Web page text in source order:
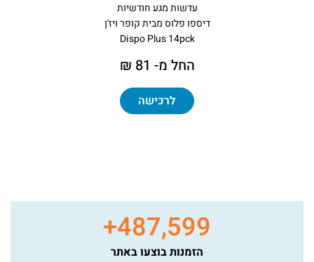
עדשות מגע חודשיות
דיספו פלוס מבית קופר ויז'ן
Dispo Plus 14pck
החל מ- 81 ₪
לרכישה
487,599
+
הזמנות בוצעו באתר